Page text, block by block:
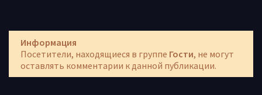
Информация
Посетители, находящиеся в группе Гости, не могут
оставлять комментарии к данной публикации.